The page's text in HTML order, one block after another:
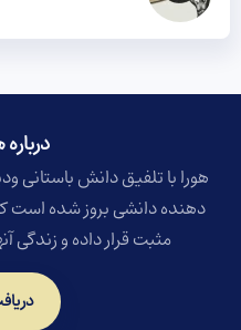
هورا با تلفیق دانش باستانی
دهنده دانشی بروز شده است
مثبت قرار داده و زندگی